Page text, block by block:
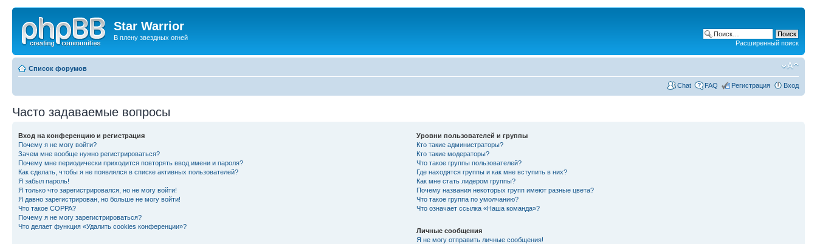
Star Warrior
В плену звездных огней
Расширенный поиск
Список форумов
Chat FAQ Регистрация Вход
Часто задаваемые вопросы
Вход на конференцию и регистрация
Почему я не могу войти?
Зачем мне вообще нужно регистрироваться?
Почему мне периодически приходится повторять ввод имени и пароля?
Как сделать, чтобы я не появлялся в списке активных пользователей?
Я забыл пароль!
Я только что зарегистрировался, но не могу войти!
Я давно зарегистрирован, но больше не могу войти!
Что такое COPPA?
Почему я не могу зарегистрироваться?
Что делает функция «Удалить cookies конференции»?
Уровни пользователей и группы
Кто такие администраторы?
Кто такие модераторы?
Что такое группы пользователей?
Где находятся группы и как мне вступить в них?
Как мне стать лидером группы?
Почему названия некоторых групп имеют разные цвета?
Что такое группа по умолчанию?
Что означает ссылка «Наша команда»?
Личные сообщения
Я не могу отправить личные сообщения!